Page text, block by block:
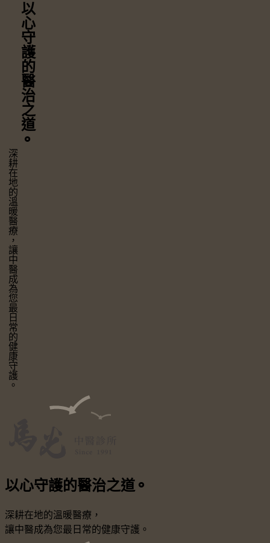
以心守護
的醫治之道
⚬
深耕在地的溫暖醫療，
讓中醫成為您最日常的健康守護。
以心守護的醫治之道 ⚬
深耕在地的溫暖醫療，
讓中醫成為您最日常的健康守護。